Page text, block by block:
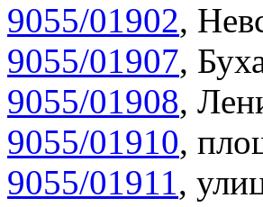
9055/01902,
9055/01907,
9055/01908,
9055/01910,
9055/01911,